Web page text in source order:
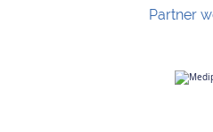
Partner